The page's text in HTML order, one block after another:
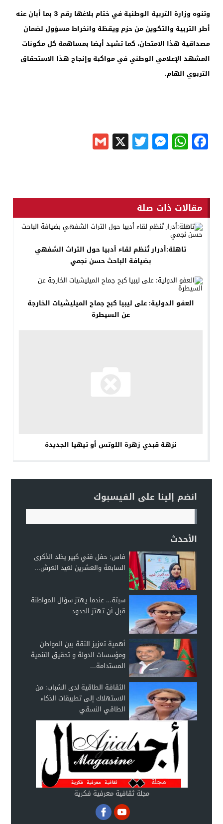
وتنوه وزارة التربية الوطنية في ختام بلاغها رقم 3 بما أبان عنه
أطر التربية والتكوين من حزم ويقظة وانخراط مسؤول لضمان
مصداقية هذا الامتحان، كما تشيد أيضا بمساهمة كل مكونات
المشهد الإعلامي الوطني في مواكبة وإنجاح هذا الاستحقاق
التربوي الهام.
Facebook
WhatsApp
Messenger
Twitter
X
مقالات ذات صلة
تاهلة:أدرار تُنظم لقاء أدبيا حول التراث الشفهي
بضيافة الباحث حسن نجمي
العفو الدولية: على ليبيا كبح جماح الميليشيات الخارجة
عن السيطرة
نزهة قبدي زهرة اللوتس أو تيهيا الجديدة
انضم إلينا على الفيسبوك
الأحدث
فاس: حفل فني كبير يخلد الذكرى
السابعة والعشرين لعيد العرش...
سبتة… عندما يهتز سؤال المواطنة
قبل أن تهتز الحدود
أهمية تعزيز الثقة بين المواطن
ومؤسسات الدولة و تحقيق التنمية
المستدامة...
الثقافة الطاقية لدى الشباب: من
الاستهلاك إلى تطبيقات الذكاء
الطاقي النسقي
مجلة ثقافية معرفية فكرية